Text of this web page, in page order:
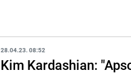
28.04.23. 08:52
Kim Kardashian: